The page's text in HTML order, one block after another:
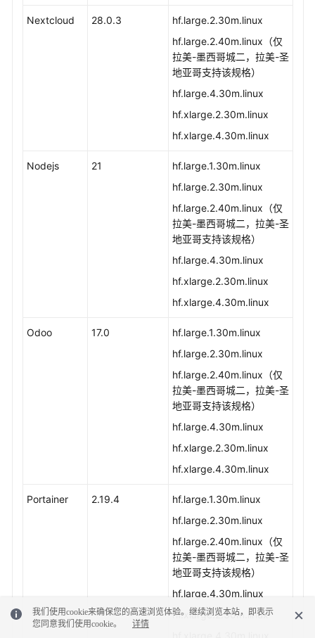
Nextcloud 28.0.3
hf.large.2.30m.linux
hf.large.2.40m.linux（仅
拉美-墨西哥城二，拉美-圣
地亚哥支持该规格）
hf.large.4.30m.linux
hf.xlarge.2.30m.linux
hf.xlarge.4.30m.linux
Nodejs 21
hf.large.1.30m.linux
hf.large.2.30m.linux
hf.large.2.40m.linux（仅
拉美-墨西哥城二，拉美-圣
地亚哥支持该规格）
hf.large.4.30m.linux
hf.xlarge.2.30m.linux
hf.xlarge.4.30m.linux
Odoo 17.0
hf.large.1.30m.linux
hf.large.2.30m.linux
hf.large.2.40m.linux（仅
拉美-墨西哥城二，拉美-圣
地亚哥支持该规格）
hf.large.4.30m.linux
hf.xlarge.2.30m.linux
hf.xlarge.4.30m.linux
Portainer 2.19.4
hf.large.1.30m.linux
hf.large.2.30m.linux
hf.large.2.40m.linux（仅
拉美-墨西哥城二，拉美-圣
地亚哥支持该规格）
hf.large.4.30m.linux
hf.xlarge.2.30m.linux
我们使用cookie来确保您的高速浏览体验。继续浏览本站，即表示
您同意我们使用cookie。
详情